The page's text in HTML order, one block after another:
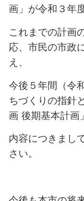
画」が令和３年
これまでの計画
応、市民の市政
え、
今後５年間（令
ちづくりの指針
画 後期基本計画
内容につきまし
さい。